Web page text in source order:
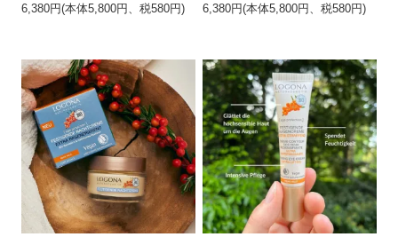
6,380円(本体5,800円、税580円)
6,380円(本体5,800円、税580円)